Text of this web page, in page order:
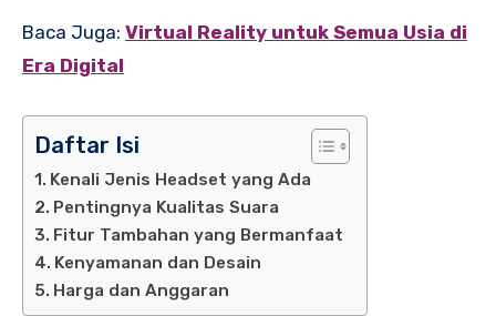
Baca Juga: Virtual Reality untuk Semua Usia di
Era Digital
Daftar Isi
Kenali Jenis Headset yang Ada
Pentingnya Kualitas Suara
Fitur Tambahan yang Bermanfaat
Kenyamanan dan Desain
Harga dan Anggaran